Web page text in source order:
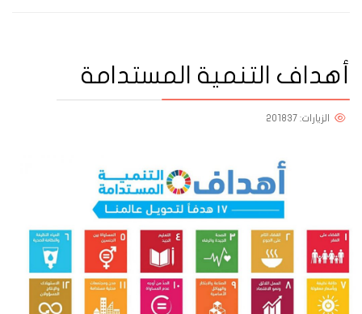
أهداف التنمية المستدامة
الزيارات: 201837